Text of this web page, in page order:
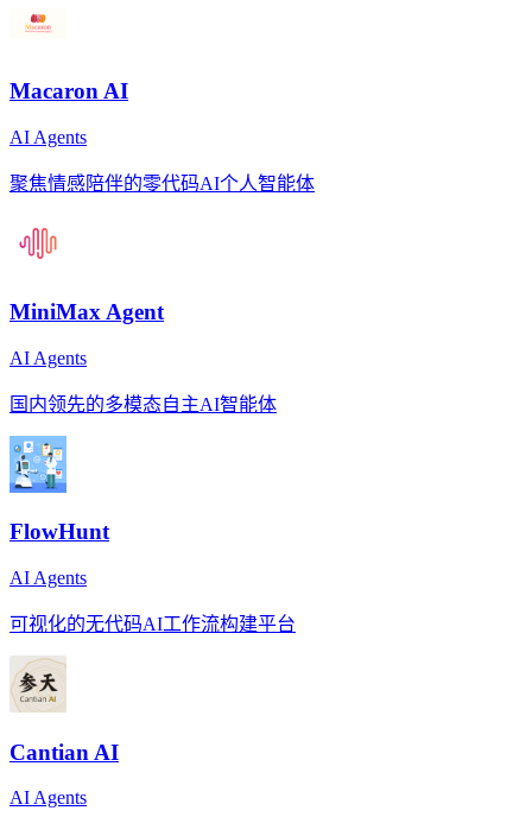
Macaron AI
AI Agents
聚焦情感陪伴的零代码AI个人智能体
MiniMax Agent
AI Agents
国内领先的多模态自主AI智能体
FlowHunt
AI Agents
可视化的无代码AI工作流构建平台
Cantian AI
AI Agents